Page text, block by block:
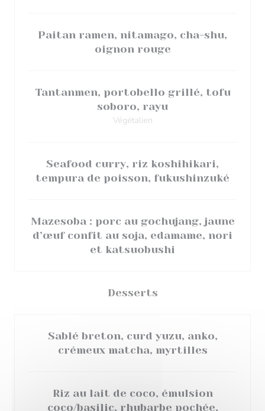
Paitan ramen, nitamago, cha-shu,
oignon rouge
Tantanmen, portobello grillé, tofu
soboro, rayu
Végétalien
Seafood curry, riz koshihikari,
tempura de poisson, fukushinzuké
Mazesoba : porc au gochujang, jaune
d’œuf confit au soja, edamame, nori
et katsuobushi
Desserts
Sablé breton, curd yuzu, anko,
crémeux matcha, myrtilles
Riz au lait de coco, émulsion
coco/basilic, rhubarbe pochée,